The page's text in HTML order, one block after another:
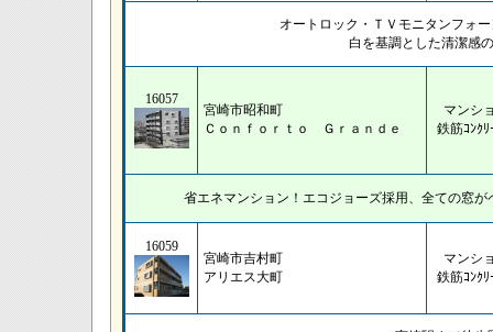
オートロック・ＴＶモニタンフォ
白を基調とした清潔感
16057
宮崎市昭和町
Ｃｏｎｆｏｒｔｏ Ｇｒａｎｄｅ
マンシ
鉄筋ｺﾝｸﾘ
省エネマンション！エコジョーズ採用、全ての窓
16059
宮崎市吉村町
アリエス大町
マンシ
鉄筋ｺﾝｸﾘ